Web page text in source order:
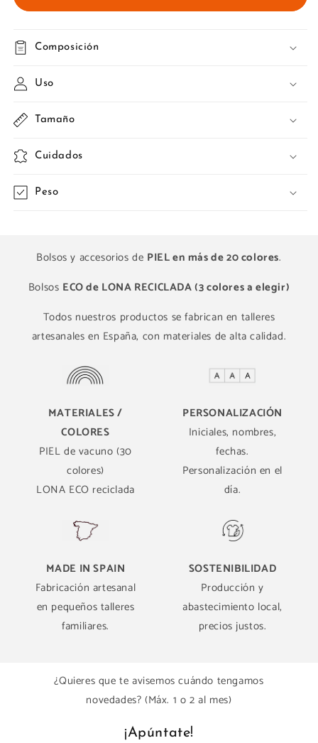
Composición
Uso
Tamaño
Cuidados
Peso
Bolsos y accesorios de PIEL en más de 20 colores.
Bolsos ECO de LONA RECICLADA (3 colores a elegir)
Todos nuestros productos se fabrican en talleres
artesanales en España, con materiales de alta calidad.
MATERIALES /
COLORES
PIEL de vacuno (30
colores)
LONA ECO reciclada
PERSONALIZACIÓN
Iniciales, nombres,
fechas.
Personalización en el
día.
MADE IN SPAIN
Fabricación artesanal
en pequeños talleres
familiares.
SOSTENIBILIDAD
Producción y
abastecimiento local,
precios justos.
¿Quieres que te avisemos cuándo tengamos
novedades? (Máx. 1 o 2 al mes)
¡Apúntate!